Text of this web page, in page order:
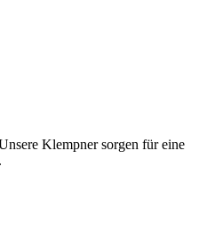
Klempner sorgen für eine